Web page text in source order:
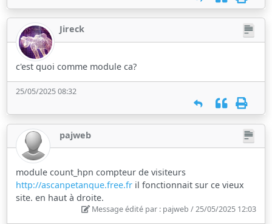
Jireck
c'est quoi comme module ca?
25/05/2025 08:32
pajweb
module count_hpn compteur de visiteurs
http://ascanpetanque.free.fr il fonctionnait sur ce vieux
site. en haut à droite.
Message édité par : pajweb / 25/05/2025 12:03